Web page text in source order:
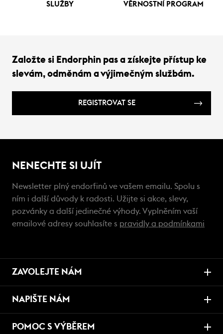
SLUŽBY VĚRNOSTNÍ PROGRAM
Založte si Endorphin pas a získejte přístup ke
slevám, odměnám a výjimečným službám.
REGISTROVAT SE
NENECHTE SI UJÍT
Newsletter plný endorfinů ve vašem emailu. Spolu s
ním i další důvody k radosti. Užijte si akce, slevy,
pozvánky a další jedinečné výhody. Vyplněním vaší
emailové adresy souhlasíte s pravidly a podmínkami
ZAVOLEJTE NÁM
NAPIŠTE NÁM
POMOC S VÝBĚREM